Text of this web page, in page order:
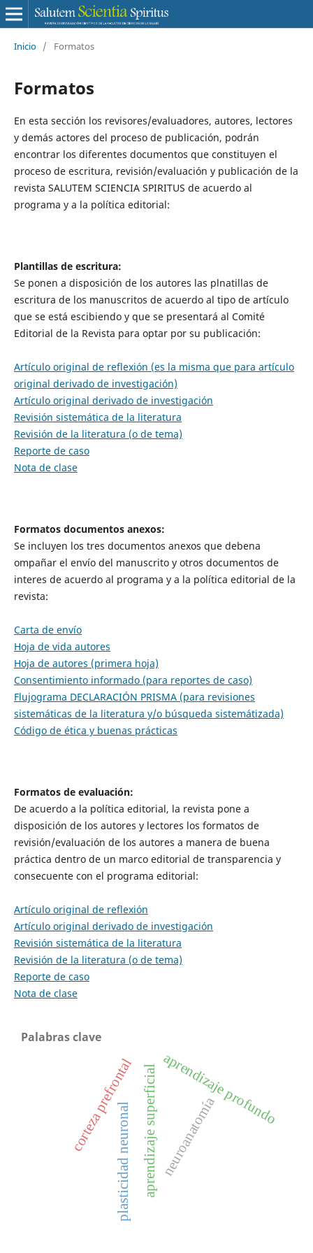
Inicio / Formatos
Formatos
En esta sección los revisores/evaluadores, autores, lectores
y demás actores del proceso de publicación, podrán
encontrar los diferentes documentos que constituyen el
proceso de escritura, revisión/evaluación y publicación de la
revista SALUTEM SCIENCIA SPIRITUS de acuerdo al
programa y a la política editorial:
Plantillas de escritura:
Se ponen a disposición de los autores las plnatillas de
escritura de los manuscritos de acuerdo al tipo de artículo
que se está escibiendo y que se presentará al Comité
Editorial de la Revista para optar por su publicación:
Artículo original de reflexión (es la misma que para artículo
original derivado de investigación)
Artículo original derivado de investigación
Revisión sistemática de la literatura
Revisión de la literatura (o de tema)
Reporte de caso
Nota de clase
Formatos documentos anexos:
Se incluyen los tres documentos anexos que debena
ompañar el envío del manuscrito y otros documentos de
interes de acuerdo al programa y a la política editorial de la
revista:
Carta de envío
Hoja de vida autores
Hoja de autores (primera hoja)
Consentimiento informado (para reportes de caso)
Flujograma DECLARACIÓN PRISMA (para revisiones
sistemáticas de la literatura y/o búsqueda sistemátizada)
Código de ética y buenas prácticas
Formatos de evaluación:
De acuerdo a la política editorial, la revista pone a
disposición de los autores y lectores los formatos de
revisión/evaluación de los autores a manera de buena
práctica dentro de un marco editorial de transparencia y
consecuente con el programa editorial:
Artículo original de reflexión
Artículo original derivado de investigación
Revisión sistemática de la literatura
Revisión de la literatura (o de tema)
Reporte de caso
Nota de clase
Palabras clave
neuroanatomía
aprendizaje profundo
aprendizaje superficial
corteza prefrontal
plasticidad neuronal